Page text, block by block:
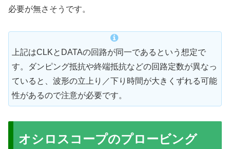
必要が無さそうです。
上記はCLKとDATAの回路が同一であるという想定で
す。ダンピング抵抗や終端抵抗などの回路定数が異なっ
ていると、波形の立上り／下り時間が大きくずれる可能
性があるので注意が必要です。
オシロスコープのプロービング